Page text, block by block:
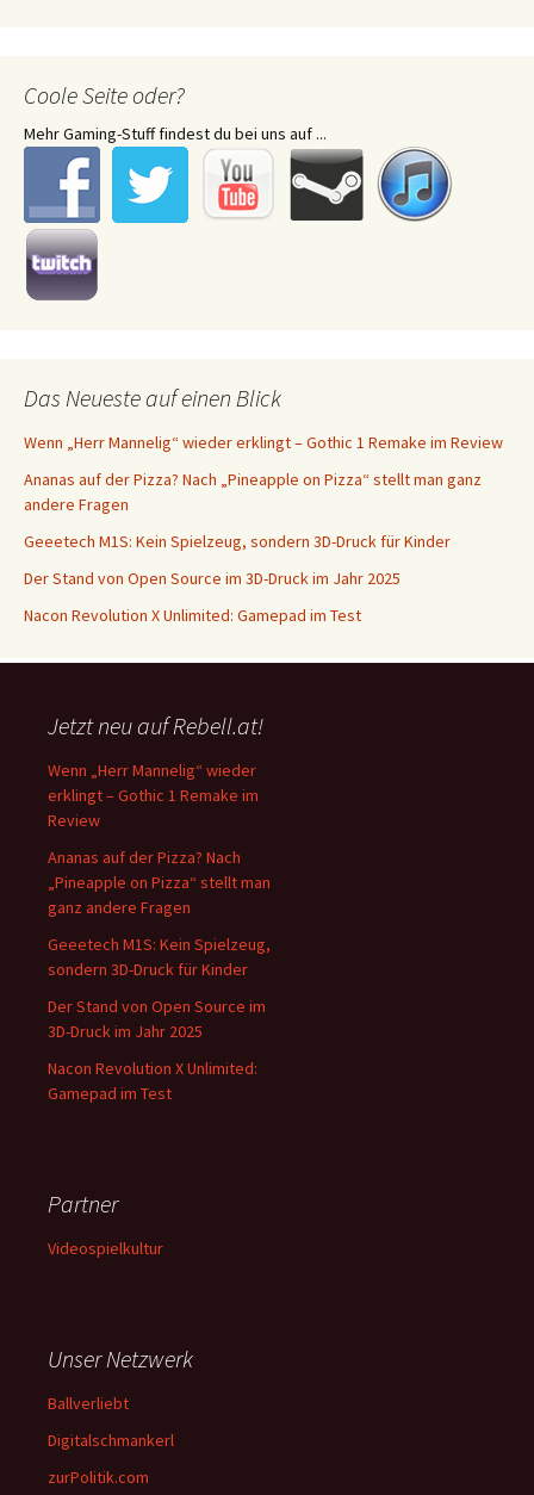
Coole Seite oder?
Mehr Gaming-Stuff findest du bei uns auf ...
Das Neueste auf einen Blick
Wenn „Herr Mannelig“ wieder erklingt – Gothic 1 Remake im Review
Ananas auf der Pizza? Nach „Pineapple on Pizza“ stellt man ganz
andere Fragen
Geeetech M1S: Kein Spielzeug, sondern 3D-Druck für Kinder
Der Stand von Open Source im 3D-Druck im Jahr 2025
Nacon Revolution X Unlimited: Gamepad im Test
Jetzt neu auf Rebell.at!
Wenn „Herr Mannelig“ wieder
erklingt – Gothic 1 Remake im
Review
Ananas auf der Pizza? Nach
„Pineapple on Pizza“ stellt man
ganz andere Fragen
Geeetech M1S: Kein Spielzeug,
sondern 3D-Druck für Kinder
Der Stand von Open Source im
3D-Druck im Jahr 2025
Nacon Revolution X Unlimited:
Gamepad im Test
Partner
Videospielkultur
Unser Netzwerk
Ballverliebt
Digitalschmankerl
zurPolitik.com